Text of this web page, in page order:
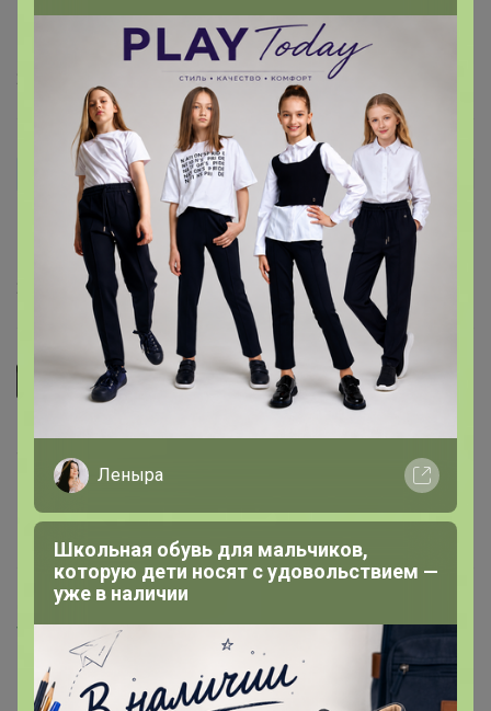
АленаКруп Автор уже получил заказ!
Давно хотела приобрести эту гортензию, получила
хорошо упакована, буду садить
26 мая, 2026 14:53
ТШ
такие деньги - огонь. Упаковано все отлично.
Благодарю!!! ☀️♥️
19 мая, 2026 12:14
Happy Baby
elen020983
, дОбрый день. Она у вас будет жить. Эти
гортензии не в горшках!. про горшок нигде не
Леныра
Школьная обувь для мальчиков,
которую дети носят с удовольствием —
уже в наличии